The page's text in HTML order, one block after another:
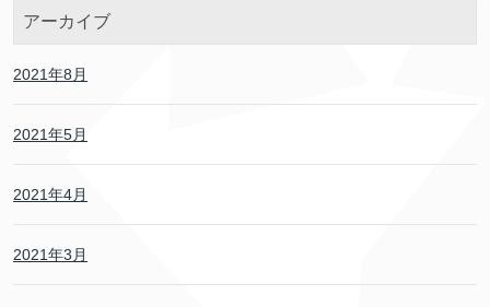
アーカイブ
2021年8月
2021年5月
2021年4月
2021年3月